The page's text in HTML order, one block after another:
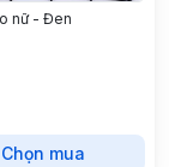
nữ - Đen
Chọn mua